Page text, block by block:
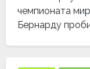
чемпионата
Бернарду